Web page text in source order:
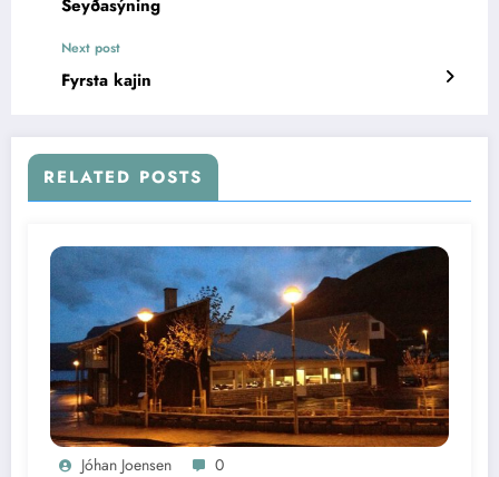
Seyðasýning
Next post
Fyrsta kajin
RELATED POSTS
Jóhan Joensen 0